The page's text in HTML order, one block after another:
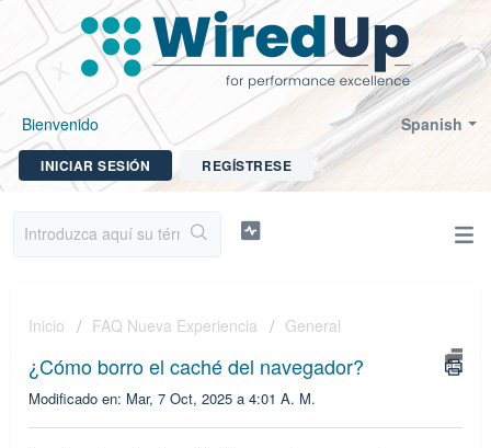
Spanish
Bienvenido
INICIAR SESIÓN REGÍSTRESE
Inicio FAQ Nueva Experiencia General
¿Cómo borro el caché del navegador?
Modificado en: Mar, 7 Oct, 2025 a 4:01 A. M.